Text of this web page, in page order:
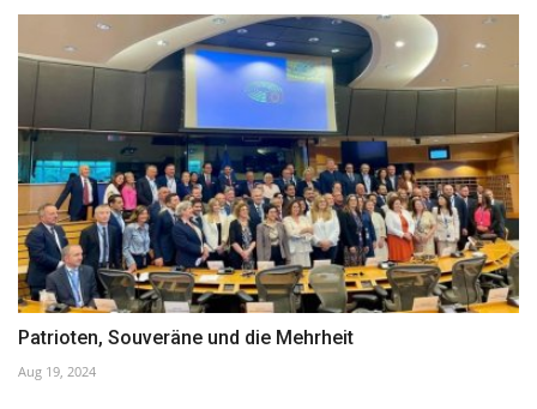
Patrioten, Souveräne und die Mehrheit
Aug 19, 2024